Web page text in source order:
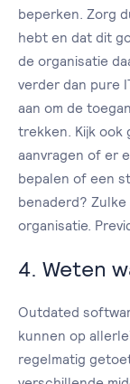
beperken. Zorg
hebt en dat dit
de organisatie
verder dan pure
aan om de
trekken. Kijk ook
aanvragen of er
bepalen of een
benaderd?
organisatie.
4. Weten
Outdated
kunnen op
regelmatig